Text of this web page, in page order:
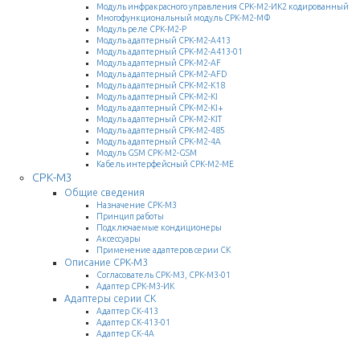
Модуль инфракрасного управления СРК-М2-ИК2 кодированный
Многофункциональный модуль СРК-М2-МФ
Модуль реле СРК-М2-Р
Модуль адаптерный СРК-М2-А413
Модуль адаптерный СРК-М2-А413-01
Модуль адаптерный СРК-М2-AF
Модуль адаптерный СРК-М2-AFD
Модуль адаптерный СРК-М2-К18
Модуль адаптерный СРК-М2-KI
Модуль адаптерный СРК-М2-KI+
Модуль адаптерный СРК-М2-KIT
Модуль адаптерный СРК-М2-485
Модуль адаптерный СРК-М2-4A
Модуль GSM СРК-М2-GSM
Кабель интерфейсный СРК-М2-ME
СРК-М3
Общие сведения
Назначение СРК-М3
Принцип работы
Подключаемые кондиционеры
Аксессуары
Применение адаптеров серии СК
Описание СРК-М3
Согласователь СРК-М3, СРК-М3-01
Адаптер СРК-М3-ИК
Адаптеры серии СК
Адаптер СК-413
Адаптер СК-413-01
Адаптер СК-4A